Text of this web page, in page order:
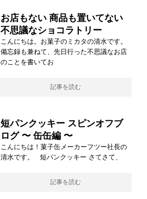
お店もない 商品も置いてない
不思議なショコラトリー
こんにちは。お菓子のミカタの清水です。
備忘録も兼ねて、先日行った不思議なお店
のことを書いてお
記事を読む
短パンクッキー スピンオフブ
ログ 〜 缶缶編 〜
こんにちは！菓子缶メーカーフツー社長の
清水です。 短パンクッキー さてさて、
記事を読む